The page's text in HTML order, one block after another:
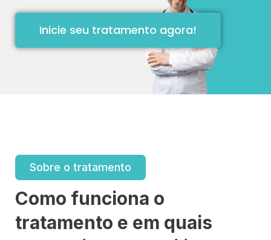
Inicie seu tratamento agora!
Sobre o tratamento
Como funciona o
tratamento e em quais